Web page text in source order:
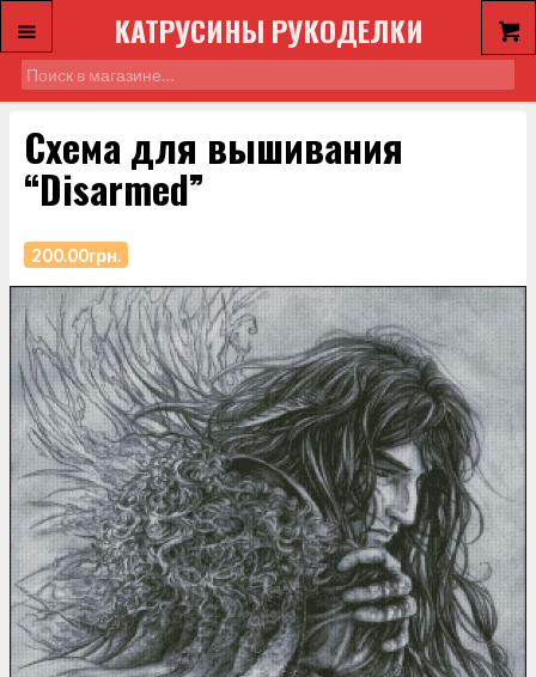
КАТРУСИНЫ РУКОДЕЛКИ
Схема для вышивания
“Disarmed”
200.00грн.